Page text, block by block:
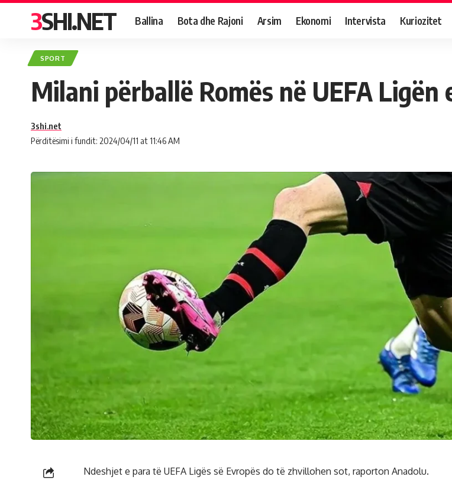
3SHI.NET Ballina Bota dhe Rajoni Arsim Ekonomi Intervista Kuriozitet
SPORT
Milani përballë Romës në UEFA Ligën
Përditësimi i fundit: 2024/04/11 at 11:46 AM
3shi.net
Ndeshjet e para të UEFA Ligës së Evropës do të zhvillohen sot, raporton Anadolu.